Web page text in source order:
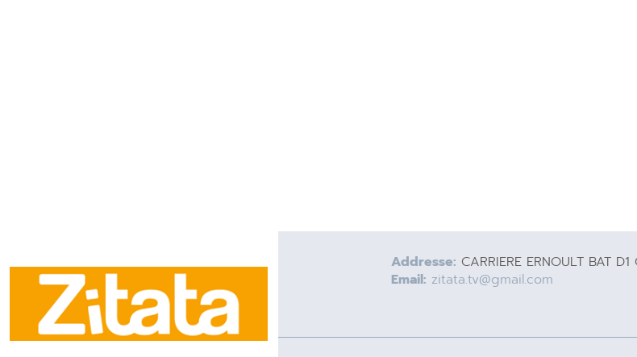
Addresse: CARRIERE ERNOULT BAT
Email: zitata.tv@gmail.com